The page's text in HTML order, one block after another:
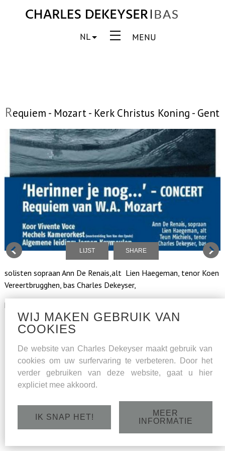
MENU
NL
Requiem - Mozart - Kerk Christus Koning - Gent
LIJST SHARE
solisten sopraan Ann De Renais,alt Lien Haegeman, tenor Koen
Vereertbrugghen, bas Charles Dekeyser,
het Mechels Kamerorkest en koor Vivente Voce, o.l.v. Jeroen
Keymeulen.
WIJ MAKEN GEBRUIK VAN
COOKIES
De website van Charles Dekeyser maakt gebruik van
cookies om uw surfervaring te verbeteren. Door het
verder gebruiken van deze website, gaat u hier
expliciet mee akkoord.
IK SNAP HET!
MEER
INFORMATIE